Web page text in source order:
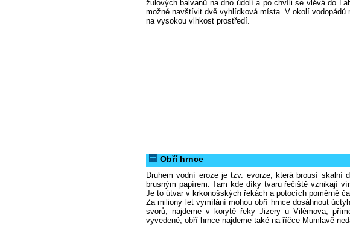
žulových balvanů na dno údolí a po chvíli se vlévá do
možné navštívit dvě vyhlídková místa. V okolí
na vysokou vlhkost prostředí.
Obří hrnce
Druhem vodní eroze je tzv. evorze, která brousí skalní
brusným papírem. Tam kde díky tvaru řečiště vznikají
Je to útvar v krkonošských řekách a potocích poměrně
Za miliony let vymílání mohou obří hrnce dosáhnout
svorů, najdeme v korytě řeky Jizery u Vilémova,
vyvedené, obří hrnce najdeme také na říčce Mumlavě